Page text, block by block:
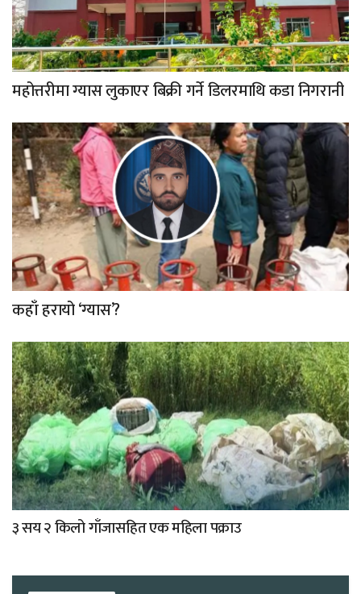
महोत्तरीमा ग्यास लुकाएर बिक्री गर्ने डिलरमाथि कडा निगरानी
कहाँ हरायो ‘ग्यास’?
३ सय २ किलो गाँजासहित एक महिला पक्राउ